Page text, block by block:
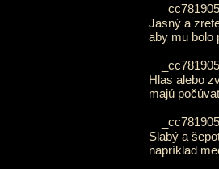
Jasný a
aby mu bolo
Hlas alebo
majú
Slabý a
napríklad